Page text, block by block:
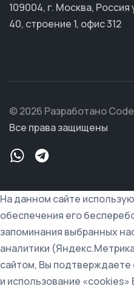
109004, г. Москва,
40, строение 1, офис 312
© 2026 Разработано
Все права защищены
На данном сайте
обеспечения его
запоминания выбранных
аналитики
сайтом, Вы подтверждаете
и использование «cookies»